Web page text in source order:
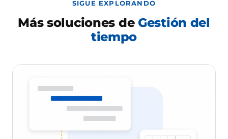
SIGUE EXPLORANDO
Más soluciones de Gestión del
tiempo